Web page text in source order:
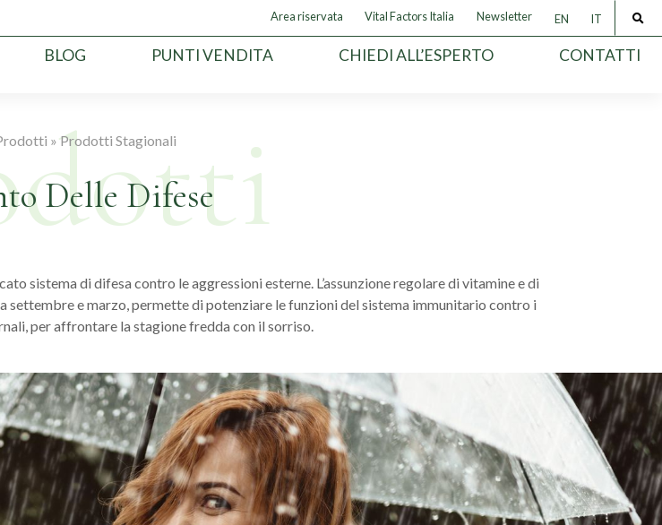
Area riservata Vital Factors Italia Newsletter EN IT
BLOG PUNTI VENDITA CHIEDI ALL’ESPERTO CONTATTI
»Prodotti Stagionali
Delle Difese
sistema di difesa contro le aggressioni esterne. L’assunzione regolare di vitamine e di
e marzo, permette di potenziare le funzioni del sistema immunitario contro i
per affrontare la stagione fredda con il sorriso.